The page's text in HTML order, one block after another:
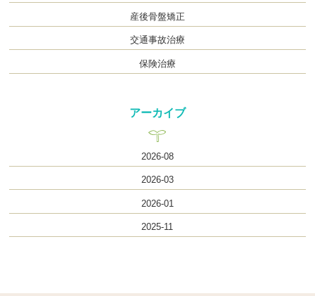
産後骨盤矯正
交通事故治療
保険治療
アーカイブ
2026-08
2026-03
2026-01
2025-11